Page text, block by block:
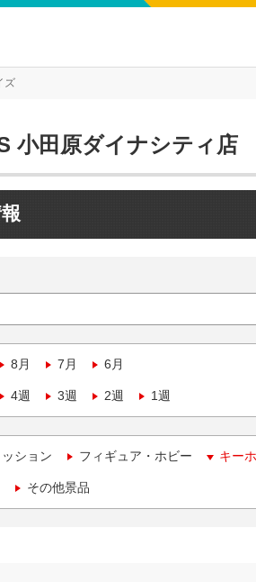
ズ
小田原ダイナシティ店
8月 7月 6月
4週 3週 2週 1週
ション フィギュア・ホビー キー
その他景品